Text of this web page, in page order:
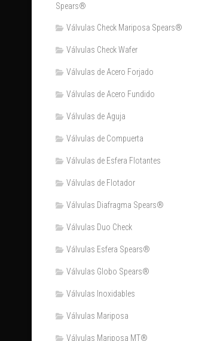
Spears®
Válvulas Check Mariposa Spears®
Válvulas Check Wafer
Válvulas de Acero Forjado
Válvulas de Acero Fundido
Válvulas de Aguja
Válvulas de Compuerta
Válvulas de Esfera Flotantes
Válvulas de Flotador
Válvulas Diafragma Spears®️
Válvulas Duo Check
Válvulas Esfera Spears®
Válvulas Globo Spears®
Válvulas Inoxidables
Válvulas Mariposa
Válvulas Mariposa MT®